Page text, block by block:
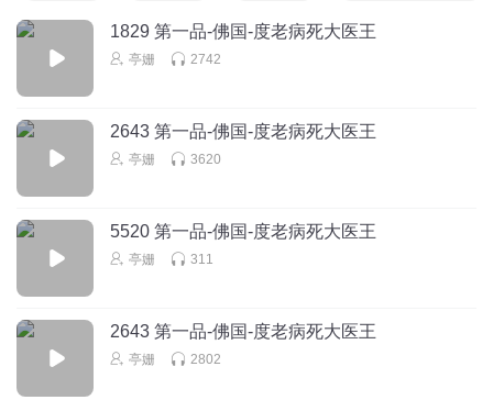
1829 第一品-佛国-度老病死大医王
亭姗 2742
2643 第一品-佛国-度老病死大医王
亭姗 3620
5520 第一品-佛国-度老病死大医王
亭姗 311
2643 第一品-佛国-度老病死大医王
亭姗 2802